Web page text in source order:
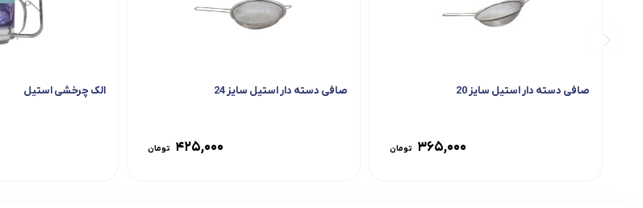
صافی دسته دار استیل سایز 20
۳۶۵,۰۰۰ تومان
صافی دسته دار استیل سایز 24
۴۲۵,۰۰۰ تومان
الک چرخشی استیل